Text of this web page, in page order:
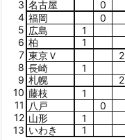
3 名古屋 0
4 福岡 0
5 広島 1
6 柏 1
7 東京Ｖ 2
8 長崎 1
9 札幌 2
10 藤枝 1
11 八戸 0
12 山形 1
13 いわき 1